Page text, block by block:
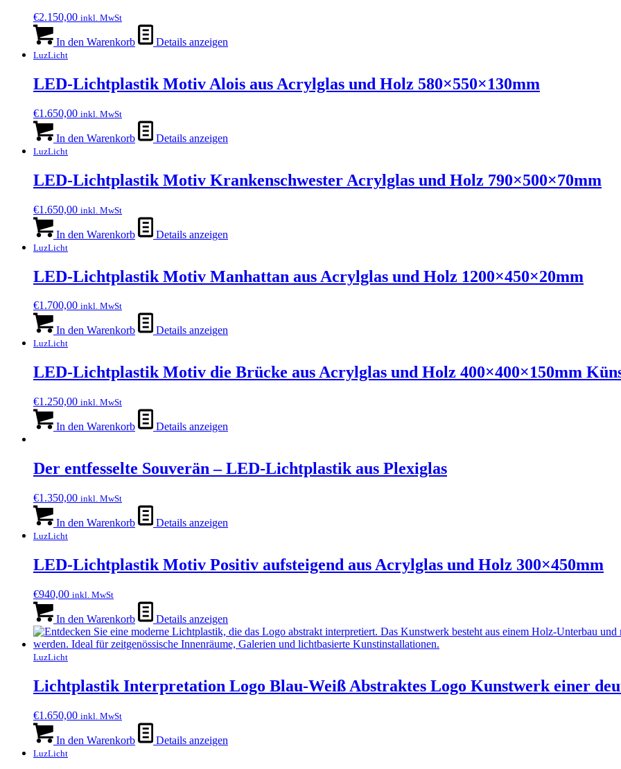
€2.150,00 inkl. MwSt
In den Warenkorb Details anzeigen
LuzLicht
LED-Lichtplastik Motiv Alois aus Acrylglas und Holz 580×550×130mm
€1.650,00 inkl. MwSt
In den Warenkorb Details anzeigen
LuzLicht
LED-Lichtplastik Motiv Krankenschwester Acrylglas und Holz 790×500×70mm
€1.650,00 inkl. MwSt
In den Warenkorb Details anzeigen
LuzLicht
LED-Lichtplastik Motiv Manhattan aus Acrylglas und Holz 1200×450×20mm
€1.700,00 inkl. MwSt
In den Warenkorb Details anzeigen
LuzLicht
LED-Lichtplastik Motiv die Brücke aus Acrylglas und Holz 400×400×150mm
€1.250,00 inkl. MwSt
In den Warenkorb Details anzeigen
Der entfesselte Souverän – LED-Lichtplastik aus Plexiglas
€1.350,00 inkl. MwSt
In den Warenkorb Details anzeigen
LuzLicht
LED-Lichtplastik Motiv Positiv aufsteigend aus Acrylglas und Holz 300×450mm
€940,00 inkl. MwSt
In den Warenkorb Details anzeigen
LuzLicht
Lichtplastik Interpretation Logo Blau-Weiß Abstraktes Logo Kunstwerk einer
€1.650,00 inkl. MwSt
In den Warenkorb Details anzeigen
LuzLicht